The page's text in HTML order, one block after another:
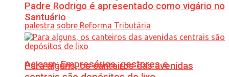
Acicam: Empresários, gestores e
Padre Rodrigo é apresentado como vigário no
Santuário
Para alguns, os canteiros das avenidas